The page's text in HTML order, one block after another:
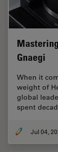
Gnaegi
When it
weight of
global
spent
Jul 04,